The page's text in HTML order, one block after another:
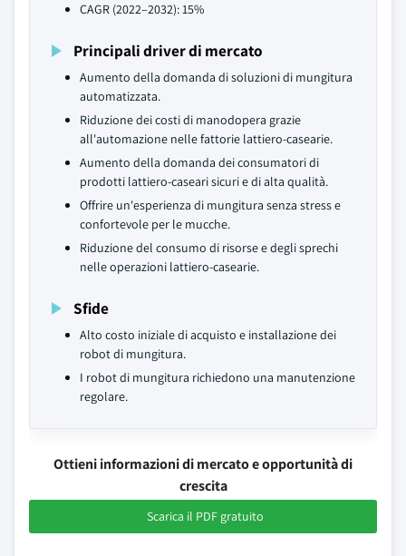
CAGR (2022–2032): 15%
Principali driver di mercato
Aumento della domanda di soluzioni di mungitura
automatizzata.
Riduzione dei costi di manodopera grazie
all'automazione nelle fattorie lattiero-casearie.
Aumento della domanda dei consumatori di
prodotti lattiero-caseari sicuri e di alta qualità.
Offrire un'esperienza di mungitura senza stress e
confortevole per le mucche.
Riduzione del consumo di risorse e degli sprechi
nelle operazioni lattiero-casearie.
Sfide
Alto costo iniziale di acquisto e installazione dei
robot di mungitura.
I robot di mungitura richiedono una manutenzione
regolare.
Ottieni informazioni di mercato e opportunità di
crescita
Scarica il PDF gratuito